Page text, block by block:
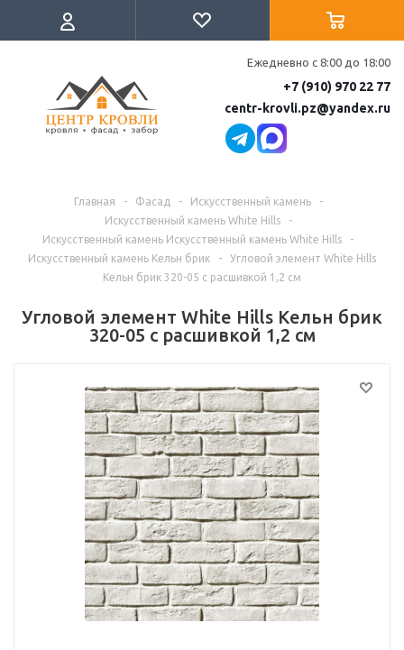
Ежедневно с 8:00 до 18:00
+7 (910) 970 22 77
centr-krovli.pz@yandex.ru
Главная - Фасад - Искусственный камень
-
Искусственный камень White Hills
-
Искусственный камень Искусственный камень White Hills
-
Искусственный камень Кельн брик
-
Угловой элемент White Hills
Кельн брик 320-05 с расшивкой 1,2 см
Угловой элемент White Hills Кельн брик
320-05 с расшивкой 1,2 см